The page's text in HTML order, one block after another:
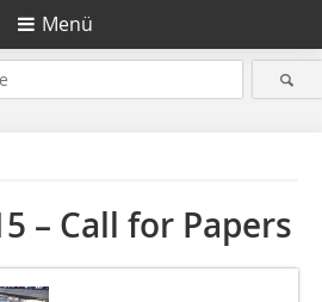
Menü
– Call for Papers